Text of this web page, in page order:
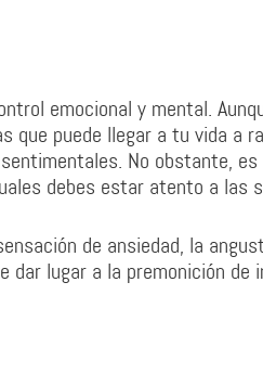
emocional y mental.
que puede llegar a tu vida a
No obstante,
debes estar atento a las
de ansiedad, la
lugar a la premonición de